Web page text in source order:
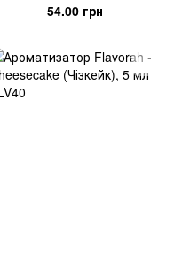
54.00 грн